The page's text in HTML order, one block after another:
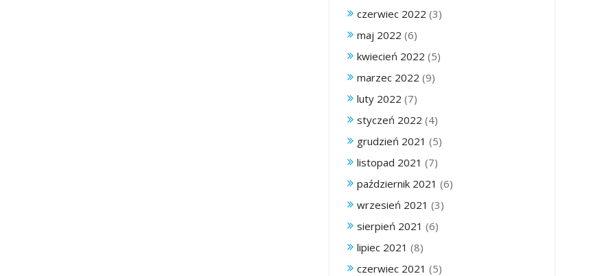
czerwiec 2022 (3)
maj 2022 (6)
kwiecień 2022 (5)
marzec 2022 (9)
luty 2022 (7)
styczeń 2022 (4)
grudzień 2021 (5)
listopad 2021 (7)
październik 2021 (6)
wrzesień 2021 (3)
sierpień 2021 (6)
lipiec 2021 (8)
czerwiec 2021 (5)